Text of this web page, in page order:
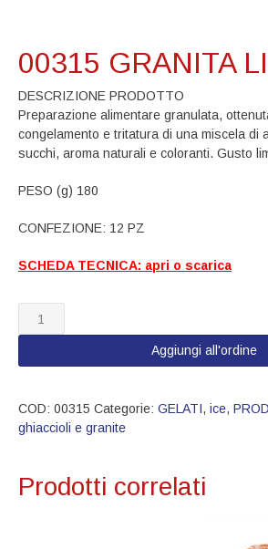
00315 GRANITA
DESCRIZIONE PRODOTTO
Preparazione alimentare granulata,
congelamento e tritatura di una miscela di
succhi, aroma naturali e coloranti. Gusto
PESO (g) 180
CONFEZIONE: 12 PZ
SCHEDA TECNICA: apri o scarica
00315
GRANITA
quantità
Aggiungi all'ordine
COD: 00315 Categorie: GELATI, ice,
ghiaccioli e granite
Prodotti correlati